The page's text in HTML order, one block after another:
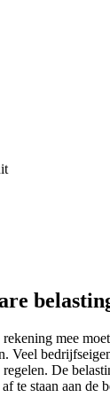
mee
Veel
De
te staan aan